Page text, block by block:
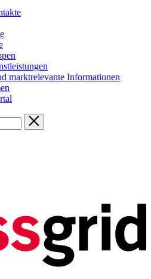
marktrelevante Informationen